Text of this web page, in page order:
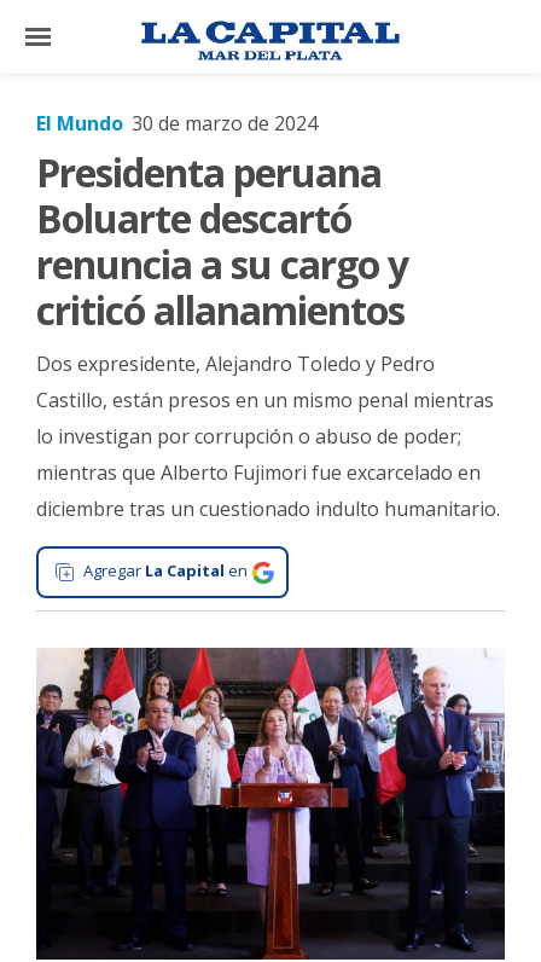
×
El
País
Mundo
La
Cultura
Tecnología
Gastronomía
Interés
General
La
Ciudad
Deportes
Arte
y
Espectáculos
Policiales
Cartelera
Fotos
El Mundo 30 de marzo de 2024
Presidenta peruana
Boluarte descartó
renuncia a su cargo y
criticó allanamientos
Dos expresidente, Alejandro Toledo y Pedro
Castillo, están presos en un mismo penal mientras
lo investigan por corrupción o abuso de poder;
mientras que Alberto Fujimori fue excarcelado en
diciembre tras un cuestionado indulto humanitario.
Agregar La Capital en